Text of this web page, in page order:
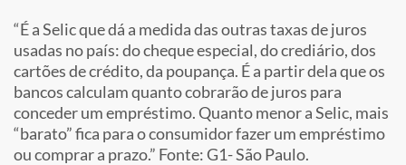
“É a Selic que dá a medida das outras taxas de juros
usadas no país: do cheque especial, do crediário, dos
cartões de crédito, da poupança. É a partir dela que os
bancos calculam quanto cobrarão de juros para
conceder um empréstimo. Quanto menor a Selic, mais
“barato” fica para o consumidor fazer um empréstimo
ou comprar a prazo.” Fonte: G1- São Paulo.